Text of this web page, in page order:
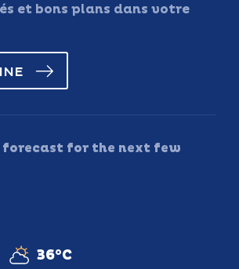
et bons plans dans votre
forecast for the next few
36°C